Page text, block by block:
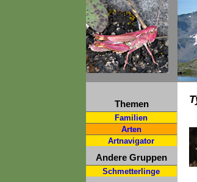
Themen
Familien
Arten
Artnavigator
Andere Gruppen
Schmetterlinge